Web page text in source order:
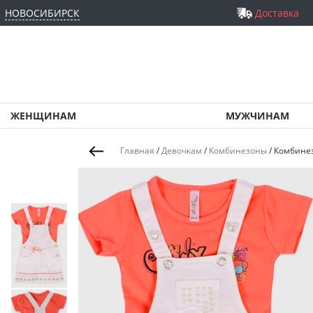
НОВОСИБИРСК Доставка
ЖЕНЩИНАМ МУЖЧИНАМ
Главная /Девочкам / Комбинезоны/